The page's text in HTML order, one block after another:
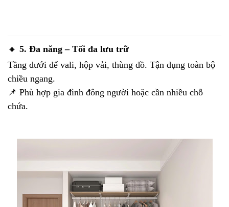
🔸 5. Đa năng – Tối đa lưu trữ
Tầng dưới để vali, hộp vải, thùng đồ. Tận dụng toàn bộ
chiều ngang.
📌 Phù hợp gia đình đông người hoặc cần nhiều chỗ
chứa.